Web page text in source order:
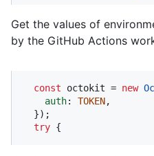
Get the values of
by the GitHub Actions
const octokit = new
auth: TOKEN,
try {